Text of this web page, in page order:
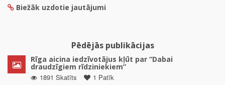
Biežāk uzdotie jautājumi
Pēdējās publikācijas
Rīga aicina iedzīvotājus kļūt par “Dabai
draudzīgiem rīdziniekiem”
1891 Skatīts
1 Patīk